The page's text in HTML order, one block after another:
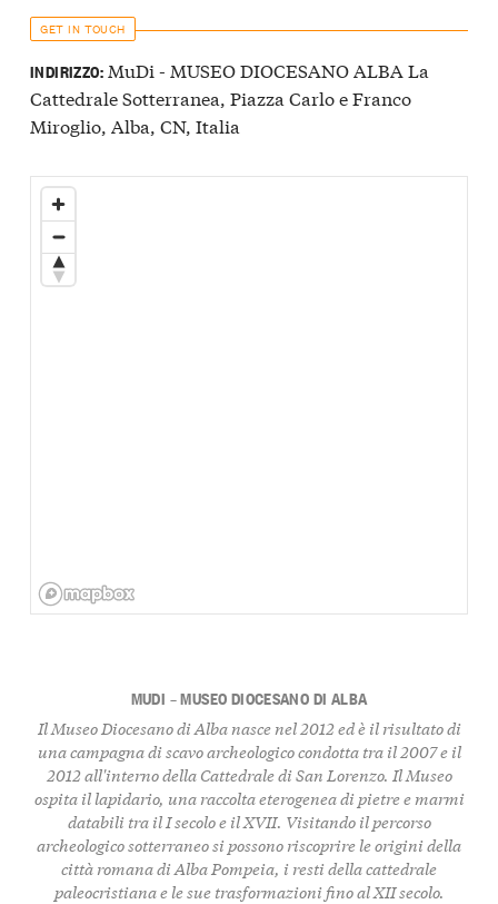
GET IN TOUCH
INDIRIZZO:MuDi - MUSEO DIOCESANO ALBA La
Cattedrale Sotterranea, Piazza Carlo e Franco
Miroglio, Alba, CN, Italia
MUDI – MUSEO DIOCESANO DI ALBA
Il Museo Diocesano di Alba nasce nel 2012 ed è il risultato di
una campagna di scavo archeologico condotta tra il 2007 e il
2012 all'interno della Cattedrale di San Lorenzo. Il Museo
ospita il lapidario, una raccolta eterogenea di pietre e marmi
databili tra il I secolo e il XVII. Visitando il percorso
archeologico sotterraneo si possono riscoprire le origini della
città romana di Alba Pompeia, i resti della cattedrale
paleocristiana e le sue trasformazioni fino al XII secolo.